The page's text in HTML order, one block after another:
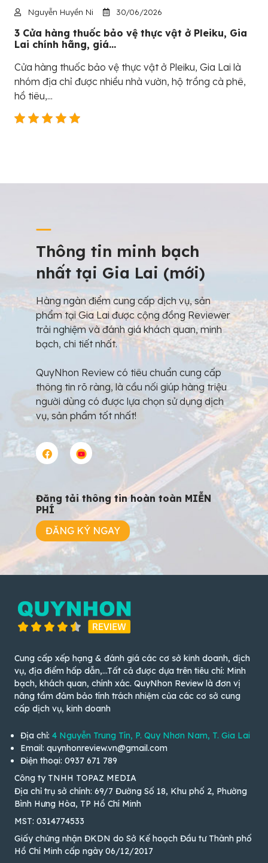
Nguyễn Huyền Ni 30/06/2026
3 Cửa hàng thuốc bảo vệ thực vật ở Pleiku, Gia
Lai chính hãng, giá...
Cửa hàng thuốc bảo vệ thực vật ở Pleiku, Gia Lai là
nhóm địa chỉ được nhiều nhà vườn, hộ trồng cà phê,
hồ tiêu,...
Thông tin minh bạch
nhất tại Gia Lai (mới)
Hàng ngàn điểm cung cấp dịch vụ, sản
phẩm tại Gia Lai được cộng đồng Reviewer
trải nghiệm và đánh giá khách quan, minh
bạch, chi tiết nhất.
QuyNhon Review có tiêu chuẩn cung cấp
thông tin rõ ràng, là cầu nối giúp hàng triệu
người dùng có được lựa chọn sử dụng dịch
vụ, sản phẩm tốt nhất!
Đăng tải thông tin hoàn toàn MIỄN
PHÍ
ĐĂNG KÝ NGAY
Cung cấp xếp hạng & đánh giá các cơ sở kinh doanh, dịch
vụ, địa điểm hấp dẫn,...Tất cả được dựa trên tiêu chí: Minh
bạch, khách quan, chính xác. QuyNhon Review là đơn vị
nâng tầm đảm bảo tính trách nhiệm của các cơ sở cung
cấp dịch vụ, kinh doanh
Địa chỉ: 4 Nguyễn Trung Tín, P. Quy Nhơn Nam, T. Gia Lai
Email: quynhonreview.vn@gmail.com
Điện thoại: 0937 671 789
Công ty TNHH TOPAZ MEDIA
Địa chỉ trụ sở chính: 69/7 Đường Số 18, Khu phố 2, Phường
Bình Hưng Hòa, TP Hồ Chí Minh
MST: 0314774533
Giấy chứng nhận ĐKDN do Sở Kế hoạch Đầu tư Thành phố
Hồ Chí Minh cấp ngày 06/12/2017